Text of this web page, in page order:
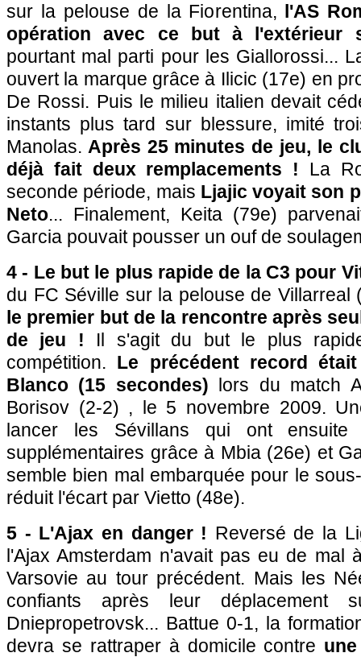
sur la pelouse de la Fiorentina, l'AS
opération avec ce but à l'extérieur
pourtant mal parti pour les Giallorossi...
ouvert la marque grâce à Ilicic (17e) en
De Rossi. Puis le milieu italien devait
instants plus tard sur blessure, imité
Manolas. Après 25 minutes de jeu, le
déjà fait deux remplacements ! La
seconde période, mais Ljajic voyait son
Neto... Finalement, Keita (79e)
Garcia pouvait pousser un ouf de
4 - Le but le plus rapide de la C3 pour
du FC Séville sur la pelouse de Villarreal
le premier but de la rencontre après
de jeu ! Il s'agit du but le plus
compétition. Le précédent record
Blanco (15 secondes) lors du match
Borisov (2-2) , le 5 novembre 2009.
lancer les Sévillans qui ont ensuite
supplémentaires grâce à Mbia (26e) et
semble bien mal embarquée pour le
réduit l'écart par Vietto (48e).
5 - L'Ajax en danger ! Reversé de la
l'Ajax Amsterdam n'avait pas eu de mal
Varsovie au tour précédent. Mais les
confiants après leur déplacement
Dniepropetrovsk... Battue 0-1, la
devra se rattraper à domicile contre